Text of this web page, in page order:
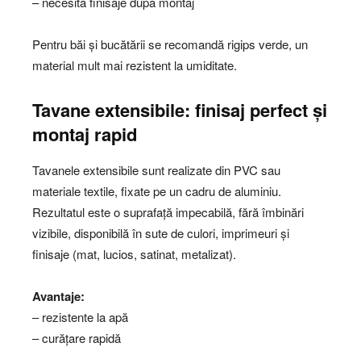
Pentru băi și bucătării se recomandă rigips verde, un
material mult mai rezistent la umiditate.
Tavane extensibile: finisaj perfect și
montaj rapid
Tavanele extensibile sunt realizate din PVC sau
materiale textile, fixate pe un cadru de aluminiu.
Rezultatul este o suprafață impecabilă, fără îmbinări
vizibile, disponibilă în sute de culori, imprimeuri și
finisaje (mat, lucios, satinat, metalizat).
Avantaje:
– rezistente la apă
– curățare rapidă